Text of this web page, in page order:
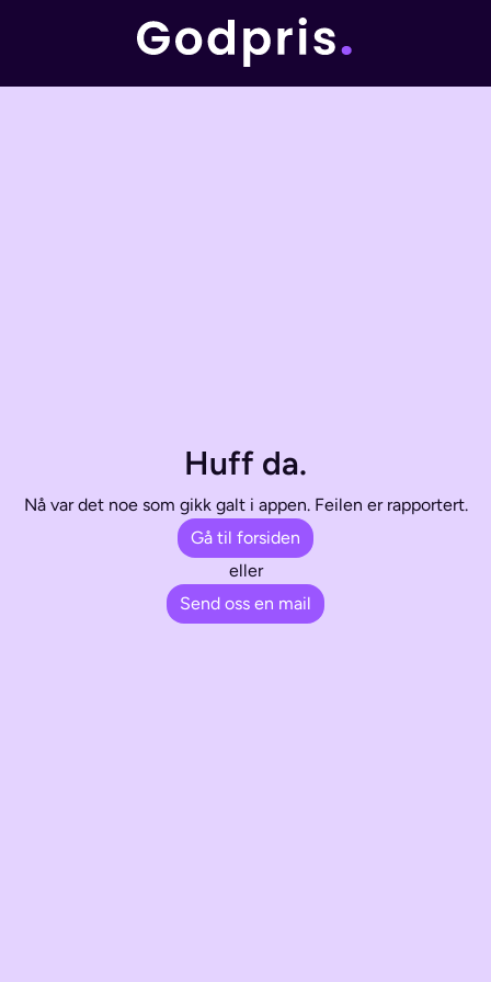
Huff da.
Nå var det noe som gikk galt i appen. Feilen er rapportert.
Gå til forsiden
eller
Send oss en mail